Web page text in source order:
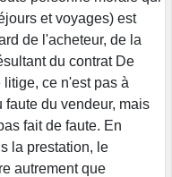
et voyages) est
de l'acheteur, de la
du contrat De
ce n'est pas à
faute du vendeur, mais
fait de faute. En
la prestation, le
autrement que